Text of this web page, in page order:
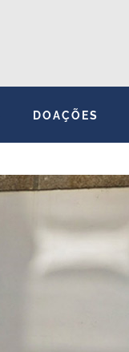
DOAÇÕES